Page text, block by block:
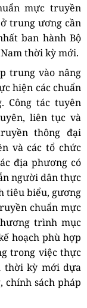
mực truyền
trung ương cần
ban hành Bộ
thời kỳ mới.
trung vào nâng
hiện các chuẩn
Công tác tuyên
liên tục và
thông đại
và các tổ chức
địa phương có
người dân thực
tiêu biểu, gương
chuẩn mực
trình mục
hoạch phù hợp
trong việc thực
thời kỳ mới dựa
sách pháp